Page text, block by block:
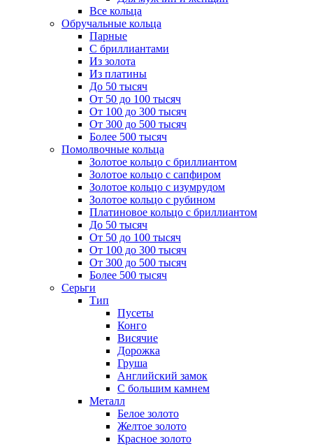
Все кольца
Обручальные кольца
Парные
С бриллиантами
Из золота
Из платины
До 50 тысяч
От 50 до 100 тысяч
От 100 до 300 тысяч
От 300 до 500 тысяч
Более 500 тысяч
Помолвочные кольца
Золотое кольцо с бриллиантом
Золотое кольцо с сапфиром
Золотое кольцо с изумрудом
Золотое кольцо с рубином
Платиновое кольцо с бриллиантом
До 50 тысяч
От 50 до 100 тысяч
От 100 до 300 тысяч
От 300 до 500 тысяч
Более 500 тысяч
Серьги
Тип
Пусеты
Конго
Висячие
Дорожка
Груша
Английский замок
С большим камнем
Металл
Белое золото
Желтое золото
Красное золото